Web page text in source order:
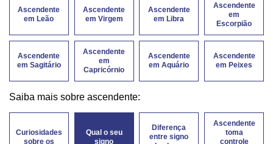
Ascendente
em Leão
Ascendente
em Virgem
Ascendente
em Libra
Ascendente
em
Escorpião
Ascendente
em Sagitário
Ascendente
em
Capricórnio
Ascendente
em Aquário
Ascendente
em Peixes
Saiba mais sobre ascendente:
Curiosidades
sobre os
Qual o seu
signo
Diferença
entre signo
Ascendente
toma
controle